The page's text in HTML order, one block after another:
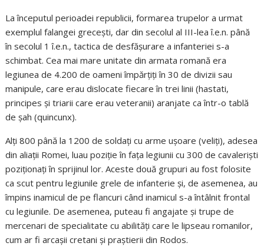
La începutul perioadei republicii, formarea trupelor a urmat
exemplul falangei grecești, dar din secolul al III-lea î.e.n. până
în secolul 1 î.e.n., tactica de desfășurare a infanteriei s-a
schimbat. Cea mai mare unitate din armata romană era
legiunea de 4.200 de oameni împărțiți în 30 de divizii sau
manipule, care erau dislocate fiecare în trei linii (hastati,
principes și triarii care erau veteranii) aranjate ca într-o tablă
de șah (quincunx).
Alți 800 până la 1200 de soldați cu arme ușoare (veliți), adesea
din aliații Romei, luau poziție în fața legiunii cu 300 de cavaleriști
poziționați în sprijinul lor. Aceste două grupuri au fost folosite
ca scut pentru legiunile grele de infanterie și, de asemenea, au
împins inamicul de pe flancuri când inamicul s-a întâlnit frontal
cu legiunile. De asemenea, puteau fi angajate și trupe de
mercenari de specialitate cu abilități care le lipseau romanilor,
cum ar fi arcașii cretani și praștierii din Rodos.